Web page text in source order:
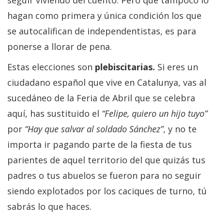
hagan como primera y única condición los que
se autocalifican de independentistas, es para
ponerse a llorar de pena.
Estas elecciones son plebiscitarias. Si eres un
ciudadano español que vive en Catalunya, vas al
sucedáneo de la Feria de Abril que se celebra
aquí, has sustituido el “Felipe, quiero un hijo tuyo”
por “Hay que salvar al soldado Sánchez”, y no te
importa ir pagando parte de la fiesta de tus
parientes de aquel territorio del que quizás tus
padres o tus abuelos se fueron para no seguir
siendo explotados por los caciques de turno, tú
sabrás lo que haces.